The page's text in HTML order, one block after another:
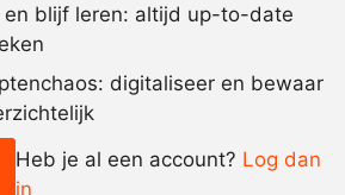
en blijf leren: altijd up-to-date
digitaliseer en bewaar
Heb je al een account? Log dan
in